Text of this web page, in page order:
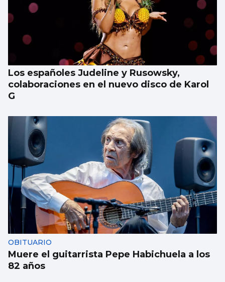
Los españoles Judeline y Rusowsky,
colaboraciones en el nuevo disco de Karol
G
OBITUARIO
Muere el guitarrista Pepe Habichuela a los
82 años